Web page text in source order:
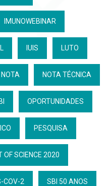
IMUNOWEBINAR
IUIS LUTO
NOTA NOTA TÉCNICA
OPORTUNIDADES
PESQUISA
OF SCIENCE 2020
COV-2 SBI 50 ANOS